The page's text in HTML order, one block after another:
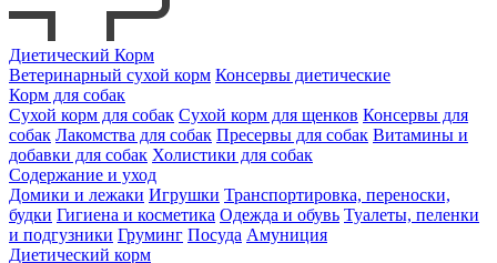
Диетический Корм
Ветеринарный сухой корм Консервы диетические
Корм для собак
Сухой корм для собак Сухой корм для щенков Консервы для
собак Лакомства для собак Пресервы для собак Витамины и
добавки для собак Холистики для собак
Содержание и уход
Домики и лежаки Игрушки Транспортировка, переноски,
будки Гигиена и косметика Одежда и обувь Туалеты, пеленки
и подгузники Груминг Посуда Амуниция
Диетический корм